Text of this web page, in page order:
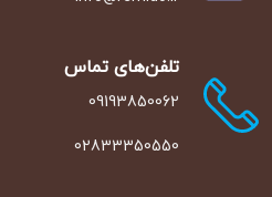
تلفن‌‌های تماس
09193850062
02833350550